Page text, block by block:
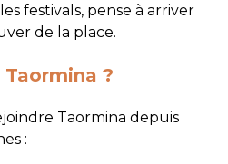
festivals, pense à arriver
de la place.
?
Taormina depuis
: